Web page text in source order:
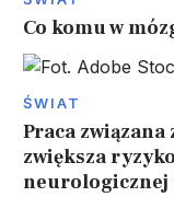
Co komu w
ŚWIAT
Praca związana
zwiększa
neurologicznej